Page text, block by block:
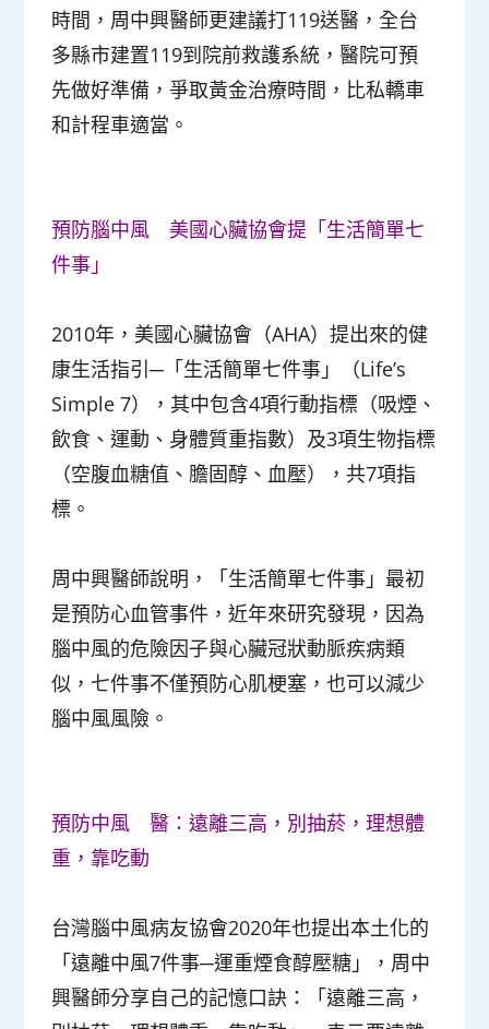
時間，周中興醫師更建議打119送醫，全台
多縣市建置119到院前救護系統，醫院可預
先做好準備，爭取黃金治療時間，比私轎車
和計程車適當。
預防腦中風 美國心臟協會提「生活簡單七
件事」
2010年，美國心臟協會（AHA）提出來的健
康生活指引─「生活簡單七件事」（Life’s
Simple 7），其中包含4項行動指標（吸煙、
飲食、運動、身體質重指數）及3項生物指標
（空腹血糖值、膽固醇、血壓），共7項指
標。
周中興醫師說明，「生活簡單七件事」最初
是預防心血管事件，近年來研究發現，因為
腦中風的危險因子與心臟冠狀動脈疾病類
似，七件事不僅預防心肌梗塞，也可以減少
腦中風風險。
預防中風 醫：遠離三高，別抽菸，理想體
重，靠吃動
台灣腦中風病友協會2020年也提出本土化的
「遠離中風7件事─運重煙食醇壓糖」，周中
興醫師分享自己的記憶口訣：「遠離三高，